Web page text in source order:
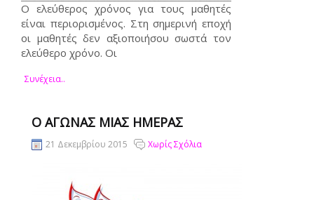
Ο ελεύθερος χρόνος για τους μαθητές
είναι περιορισμένος. Στη σημερινή εποχή
οι μαθητές δεν αξιοποιήσου σωστά τον
ελεύθερο χρόνο. Οι
Συνέχεια..
Ο ΑΓΏΝΑΣ ΜΙΑΣ ΗΜΈΡΑΣ
21 Δεκεμβρίου 2015 Χωρίς Σχόλια